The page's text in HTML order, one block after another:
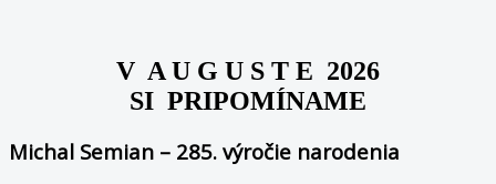
V A U G U S T E 2026
SI PRIPOMÍNAME
Michal Semian – 285. výročie narodenia